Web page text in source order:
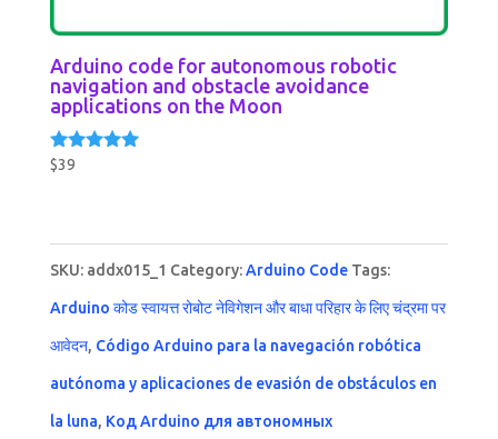
Arduino code for autonomous robotic
navigation and obstacle avoidance
applications on the Moon
Rated
$39
SKU: addx015_1 Category:Arduino Code Tags:
Arduino कोड स्वायत्त रोबोट नेविगेशन और बाधा परिहार के लिए चंद्रमा पर
आवेदन, Código Arduino para la navegación robótica
autónoma y aplicaciones de evasión de obstáculos en
la luna, Код Arduino для автономных